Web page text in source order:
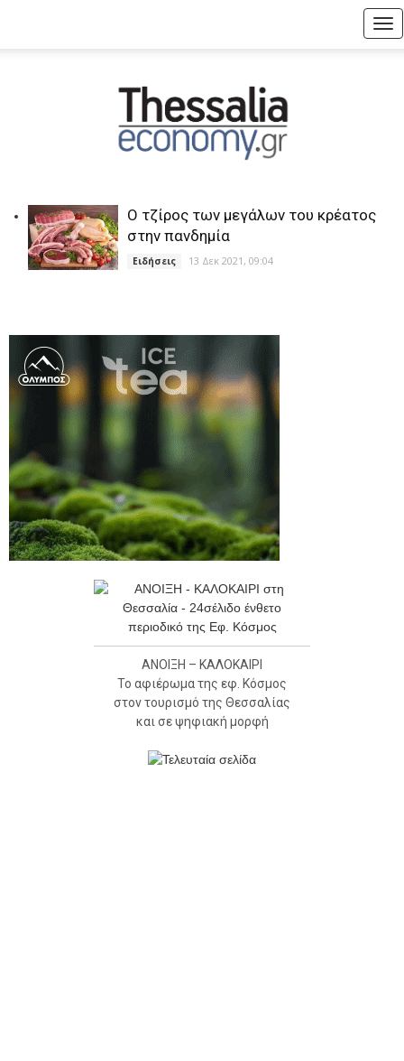
Ο τζίρος των μεγάλων του κρέατος
στην πανδημία
Ειδήσεις 13 Δεκ 2021, 09:04
ΑΝΟΙΞΗ – ΚΑΛΟΚΑΙΡΙ
Το αφιέρωμα της εφ. Κόσμος
στον τουρισμό της Θεσσαλίας
και σε ψηφιακή μορφή